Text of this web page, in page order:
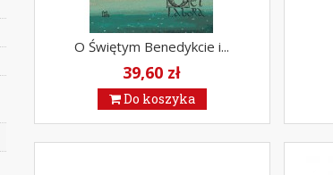
O Świętym Benedykcie i...
39,60 zł
Do koszyka